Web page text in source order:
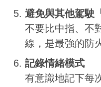
避免與其他駕駛
不要比中指、不
線，是最強的防
記錄情緒模式
有意識地記下每